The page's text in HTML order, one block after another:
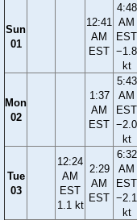
Sun
01
12:41
AM
EST
4:48
AM
EST
−1.8
kt
Mon
02
1:37
AM
EST
5:43
AM
EST
−2.0
kt
Tue
03
12:24
AM
EST
1.1 kt
2:29
AM
EST
6:32
AM
EST
−2.1
kt